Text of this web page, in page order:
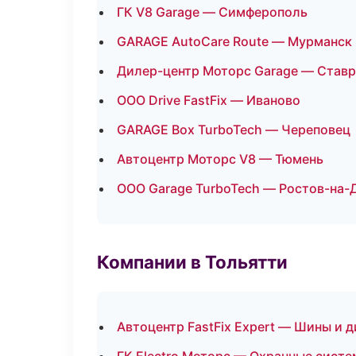
ГК V8 Garage — Симферополь
GARAGE AutoCare Route — Мурманск
Дилер-центр Моторс Garage —
ООО Drive FastFix — Иваново
GARAGE Box TurboTech — Череповец
Автоцентр Моторс V8 — Тюмень
ООО Garage TurboTech — Ростов-на-
Компании в Тольятти
Автоцентр FastFix Expert — Шины и